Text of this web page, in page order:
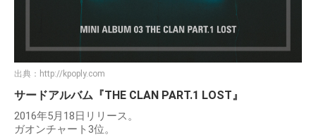
出典： http://kpoply.com
サードアルバム『THE CLAN PART.1 LOST』
2016年5月18日リリース。
ガオンチャート3位。